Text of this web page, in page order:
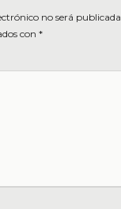
no será publicada.
con *